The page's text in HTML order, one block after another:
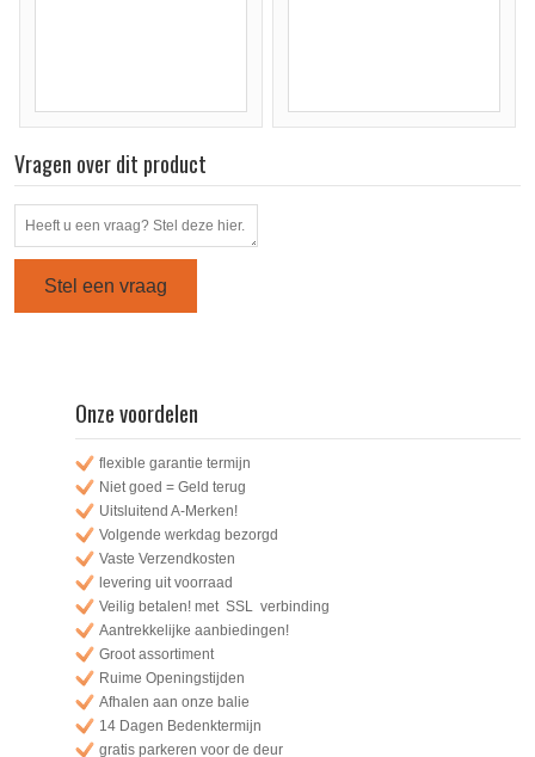
Onze voordelen
flexible garantie termijn
Niet goed = Geld terug
Uitsluitend A-Merken!
Volgende werkdag bezorgd
Vaste Verzendkosten
levering uit voorraad
Veilig betalen! met SSL verbinding
Aantrekkelijke aanbiedingen!
Groot assortiment
Ruime Openingstijden
Afhalen aan onze balie
14 Dagen Bedenktermijn
gratis parkeren voor de deur
Vragen over dit product
Stel een vraag